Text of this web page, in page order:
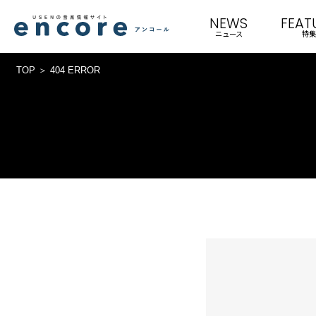
NEWS
ニュース 特集
TOP 404 ERROR